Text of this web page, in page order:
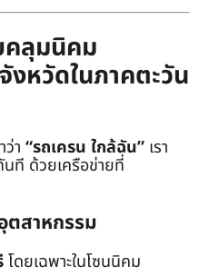
คลุมนิคม
หวัดในภาคตะวัน
า “รถเครน ใกล้ฉัน” เรา
ที ด้วยเครือข่ายที่
ตสาหกรรม
โดยเฉพาะในโซนนิคม